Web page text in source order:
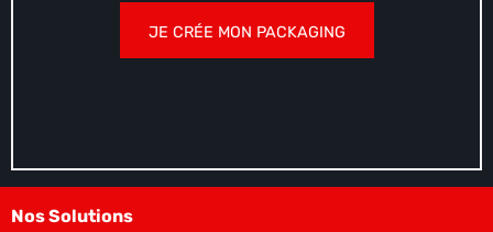
JE CRÉE MON PACKAGING
Nos Solutions